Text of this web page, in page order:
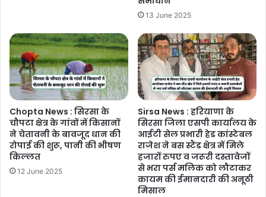
13 June 2025
Chopta News : सिरसा के
चौपटा क्षेत्र के गांवों में किसानों
ने चेतावनी के बावजूद धान की
रोपाई की शुरू, पानी की भीषण
किल्लत
12 June 2025
Sirsa News : हरियाणा के
सिरसा जिला एसपी कार्यालय के
आईटी सेल प्रभारी हेड कांस्टेबल
राजेश ने बस स्टैंड क्षेत्र में मिले
हजारों रुपए व जरूरी दस्तावेजों
से भरा पर्स मलिक को लौटाकर
कायम की ईमानदारी की अनूठी
मिसाल